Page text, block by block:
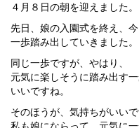
４月８日の朝を迎えました。
先日、娘の入園式を終え、
一歩踏み出していきました。
同じ一歩ですが、やはり、
元気に楽しそうに踏み出す一
いいですね。
そのほうが、気持ちがいいで